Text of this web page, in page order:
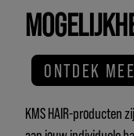
ONTDEK
KMS HAIR-producten